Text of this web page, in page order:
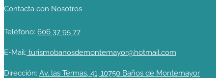
Contacta con Nosotros
Teléfono: 606 37 95 77
E-Mail: turismobanosdemontemayor@hotmail.com
Dirección: Av. las Termas, 41, 10750 Baños de Montemayor